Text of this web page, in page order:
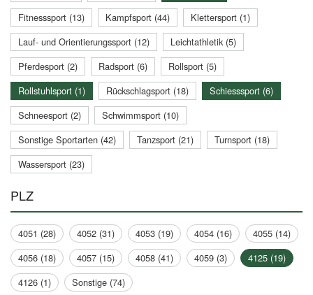
Fitnesssport (13)
Kampfsport (44)
Klettersport (1)
Lauf- und Orientierungssport (12)
Leichtathletik (5)
Pferdesport (2)
Radsport (6)
Rollsport (5)
Rollstuhlsport (1)
Rückschlagsport (18)
Schiesssport (6)
Schneesport (2)
Schwimmsport (10)
Sonstige Sportarten (42)
Tanzsport (21)
Turnsport (18)
Wassersport (23)
PLZ
4051 (28) 4052 (31) 4053 (19) 4054 (16)
4055 (14)
4056 (18)
4057 (15) 4058 (41) 4059 (3)
4125 (19)
4126 (1)
Sonstige (74)